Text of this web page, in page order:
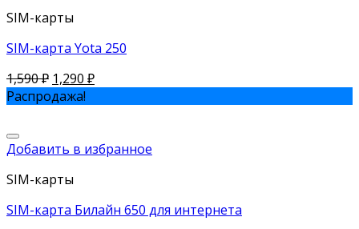
SIM-карты
SIM-карта Yota 250
1,590₽ 1,290 ₽
Распродажа!
Добавить в избранное
SIM-карты
SIM-карта Билайн 650 для интернета